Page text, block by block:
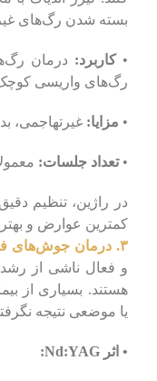
بسته شدن رگ‌های
•کاربرد: درمان
رگ‌های واریسی
• مزایا: غیرتهاجمی،
•تعداد جلسات: معمولاً ۲ تا ۴
در راژین، تنظیم
کمترین عوارض و
۳. درمان جوش‌های فعال (Active Acne):
و فعال ناشی از
هستند. بسیاری از
یا موضعی نتیجه
• اثر Nd:YAG: